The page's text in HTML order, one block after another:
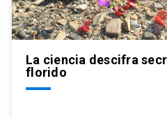
La ciencia descifra
florido